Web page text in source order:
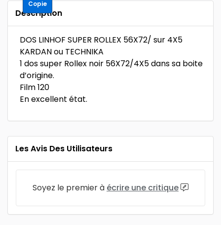
Copie
Description
DOS LINHOF SUPER ROLLEX 56X72/ sur 4X5
KARDAN ou TECHNIKA
1 dos super Rollex noir 56X72/4X5 dans sa boite
d’origine.
Film 120
En excellent état.
Les Avis Des Utilisateurs
Soyez le premier à écrire une critique